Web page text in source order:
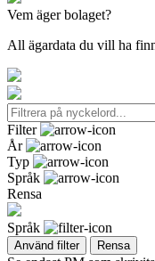
Vem äger bolaget?
All ägardata du vill ha
Filter
År
Typ
Språk
Rensa
Språk
Använd filter Rensa